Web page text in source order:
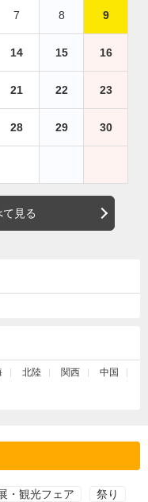
7 8 9
14 15 16
21 22 23
28 29 30
見る
北陸 関西 中国
・観光フェア 祭り